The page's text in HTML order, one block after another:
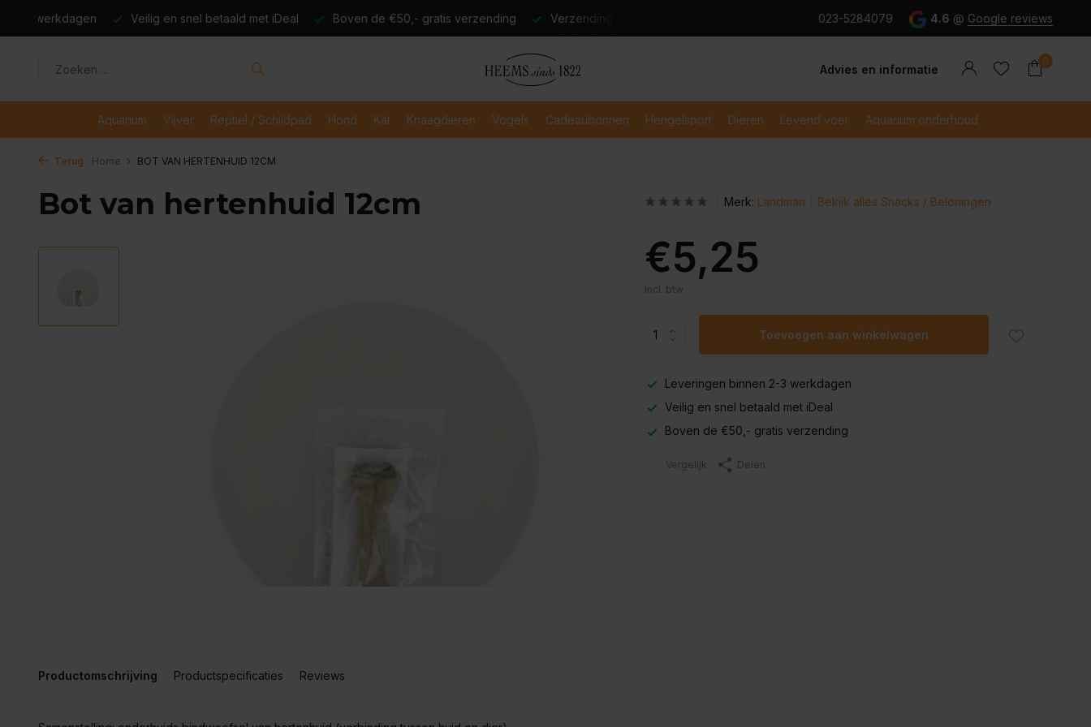
Veilig en snel betaald met iDeal Boven de €50,- gratis verzending Verzending binnen 2-3 werkdagen Veilig en snel betaald met iDeal
023-5284079 4.6 @ Google reviews
Advies en informatie
Account
0
Aquarium Vijver Reptiel / Schildpad Hond Kat Knaagdieren Vogels Cadeaubonnen Hengelsport Dieren Levend voer Aquarium onderhoud
Terug Home BOT VAN HERTENHUID 12CM
Bot van hertenhuid 12cm
Productomschrijving Productspecificaties Reviews
Merk: Landman Bekijk alles Snacks / Beloningen
€5,25
Incl. btw
Toevoegen aan winkelwagen
Leveringen binnen 2-3 werkdagen
Veilig en snel betaald met iDeal
Boven de €50,- gratis verzending
Vergelijk Delen